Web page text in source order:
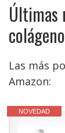
Últimas
Las más
Amazon:
NOVEDAD